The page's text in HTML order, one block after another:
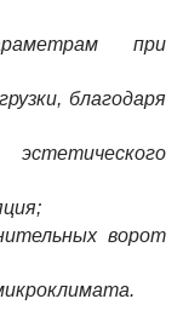
при
благодаря
ворот